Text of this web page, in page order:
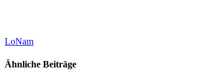
LoNam
Ähnliche Beiträge